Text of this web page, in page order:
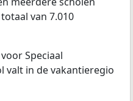
van 7.010
Speciaal
valt in de vakantieregio